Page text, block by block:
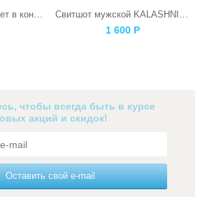
1 600 Р
чтобы всегда быть в курсе
акций и скидок!
Оставить свой e-mail